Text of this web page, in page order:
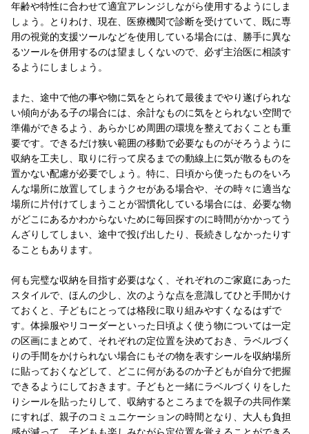
年齢や特性に合わせて適宜アレンジしながら使用するようにしま
しょう。とりわけ、現在、医療機関で診断を受けていて、既に専
用の視覚的支援ツールなどを使用している場合には、勝手に異な
るツールを併用するのは望ましくないので、必ず主治医に相談す
るようにしましょう。
また、途中で他の事や物に気をとられて最後までやり遂げられな
い傾向がある子の場合には、余計なものに気をとられない空間で
準備ができるよう、あらかじめ周囲の環境を整えておくことも重
要です。できるだけ狭い範囲の移動で必要なものがそろうように
収納を工夫し、取りに行って戻るまでの動線上に気が散るものを
置かない配慮が必要でしょう。特に、日頃から使ったものをいろ
んな場所に放置してしまうクセがある場合や、その時々に適当な
場所に片付けてしまうことが習慣化している場合には、必要な物
がどこにあるかわからないために毎回探すのに時間がかかってう
んざりしてしまい、途中で投げ出したり、長続きしなかったりす
ることもあります。
何も完璧な収納を目指す必要はなく、それぞれのご家庭にあった
スタイルで、ほんの少し、次のような点を意識してひと手間かけ
ておくと、子どもにとっては格段に取り組みやすくなるはずで
す。体操服やリコーダーといった日頃よく使う物については一定
の区画にまとめて、それぞれの定位置を決めておき、ラベルづく
りの手間をかけられない場合にもその物を表すシールを収納場所
に貼っておくなどして、どこに何があるのか子どもが自分で把握
できるようにしておきます。子どもと一緒にラベルづくりをした
りシールを貼ったりして、収納するところまでを親子の共同作業
にすれば、親子のコミュニケーションの時間となり、大人も負担
感が減って、子どもも楽しみながら定位置を覚えることができる